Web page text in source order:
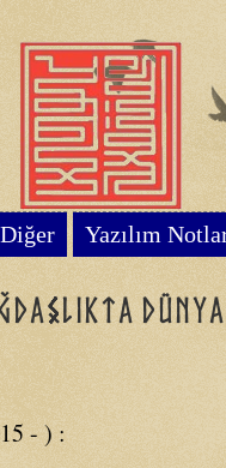
Diğer Yazılım
dünya
- ) :